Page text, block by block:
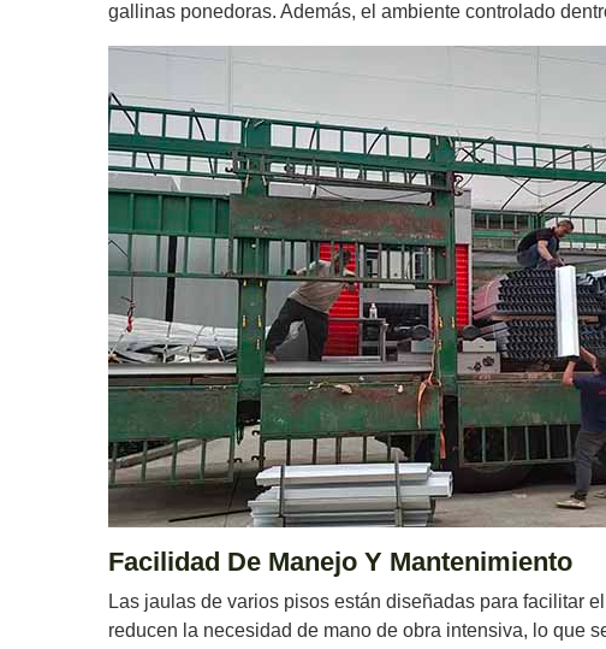
gallinas ponedoras. Además, el ambiente controlado
Facilidad De Manejo Y Mantenimiento
Las jaulas de varios pisos están diseñadas para facilitar
reducen la necesidad de mano de obra intensiva, lo que